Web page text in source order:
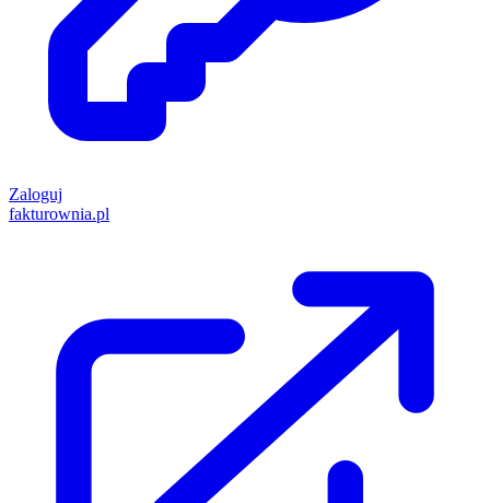
Zaloguj
fakturownia.pl